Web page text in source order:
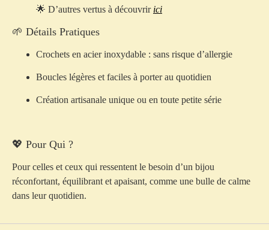
🌟 D’autres vertus à découvrir ici
🌱 Détails Pratiques
Crochets en acier inoxydable : sans risque d’allergie
Boucles légères et faciles à porter au quotidien
Création artisanale unique ou en toute petite série
💖 Pour Qui ?
Pour celles et ceux qui ressentent le besoin d’un bijou
réconfortant, équilibrant et apaisant, comme une bulle de calme
dans leur quotidien.